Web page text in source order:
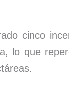
cinco
lo que